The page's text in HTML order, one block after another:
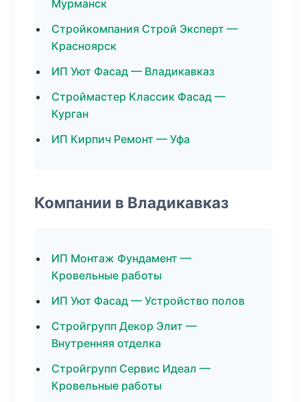
Мурманск
Стройкомпания Строй Эксперт —
Красноярск
ИП Уют Фасад — Владикавказ
Строймастер Классик Фасад —
Курган
ИП Кирпич Ремонт — Уфа
Компании в Владикавказ
ИП Монтаж Фундамент —
Кровельные работы
ИП Уют Фасад — Устройство полов
Стройгрупп Декор Элит —
Внутренняя отделка
Стройгрупп Сервис Идеал —
Кровельные работы